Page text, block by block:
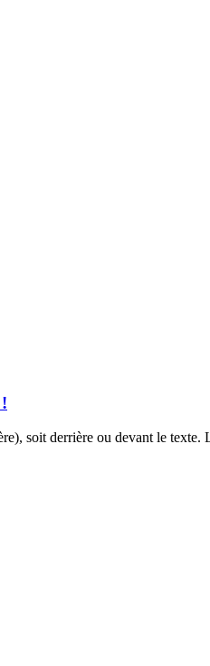
soit derrière ou devant le texte.